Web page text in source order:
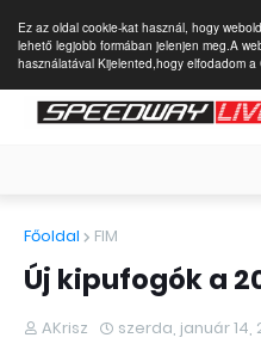
Ez az oldal cookie-kat használ, hogy
lehető legjobb formában jelenjen meg.A
használatával Kijelented,hogy elfodadom a
Főoldal FIM
Új kipufogók a
AKrisz szerda, január 14,